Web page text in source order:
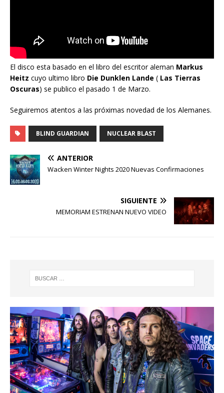
El disco esta basado en el libro del escritor aleman Markus
Heitz cuyo ultimo libro Die Dunklen Lande ( Las Tierras
Oscuras) se publico el pasado 1 de Marzo.
Seguiremos atentos a las próximas novedad de los Alemanes.
BLIND GUARDIAN NUCLEAR BLAST
ANTERIOR
Wacken Winter Nights 2020 Nuevas Confirmaciones
SIGUIENTE
MEMORIAM ESTRENAN NUEVO VIDEO